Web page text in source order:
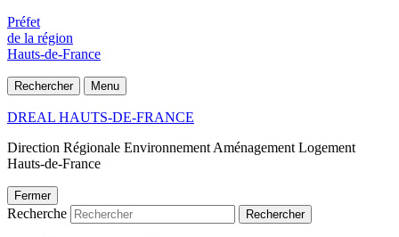
Préfet
de la région
Hauts-de-France
Rechercher Menu
DREAL HAUTS-DE-FRANCE
Direction Régionale Environnement Aménagement Logement
Hauts-de-France
Fermer
Recherche Rechercher